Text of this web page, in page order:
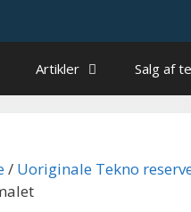
Artikler Salg af
/ Uoriginale Tekno